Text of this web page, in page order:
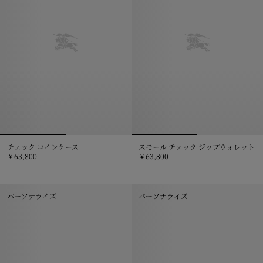
チェック コインケース
￥63,800
スモール チェック ジップウォレット
￥63,800
パーソナライズ パーソナライズ